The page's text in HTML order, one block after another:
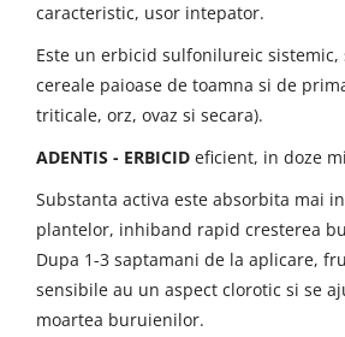
caracteristic, usor intepator.
Este un erbicid sulfonilureic
cereale paioase de toamna si de
triticale, orz, ovaz si secara).
ADENTIS - ERBICID eficient, in doze
Substanta activa este absorbita mai
plantelor, inhiband rapid cresterea
Dupa 1-3 saptamani de la aplicare,
sensibile au un aspect clorotic si se
moartea buruienilor.